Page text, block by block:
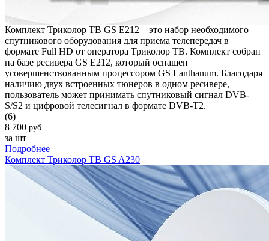
Комплект Триколор ТВ GS E212 – это набор необходимого
спутникового оборудования для приема телепередач в
формате Full HD от оператора Триколор ТВ. Комплект собран
на базе ресивера GS E212, который оснащен
усовершенствованным процессором GS Lanthanum. Благодаря
наличию двух встроенных тюнеров в одном ресивере,
пользователь может принимать спутниковый сигнал DVB-
S/S2 и цифровой телесигнал в формате DVB-T2.
(6)
8 700 руб.
за шт
Подробнее
Комплект Триколор ТВ GS A230